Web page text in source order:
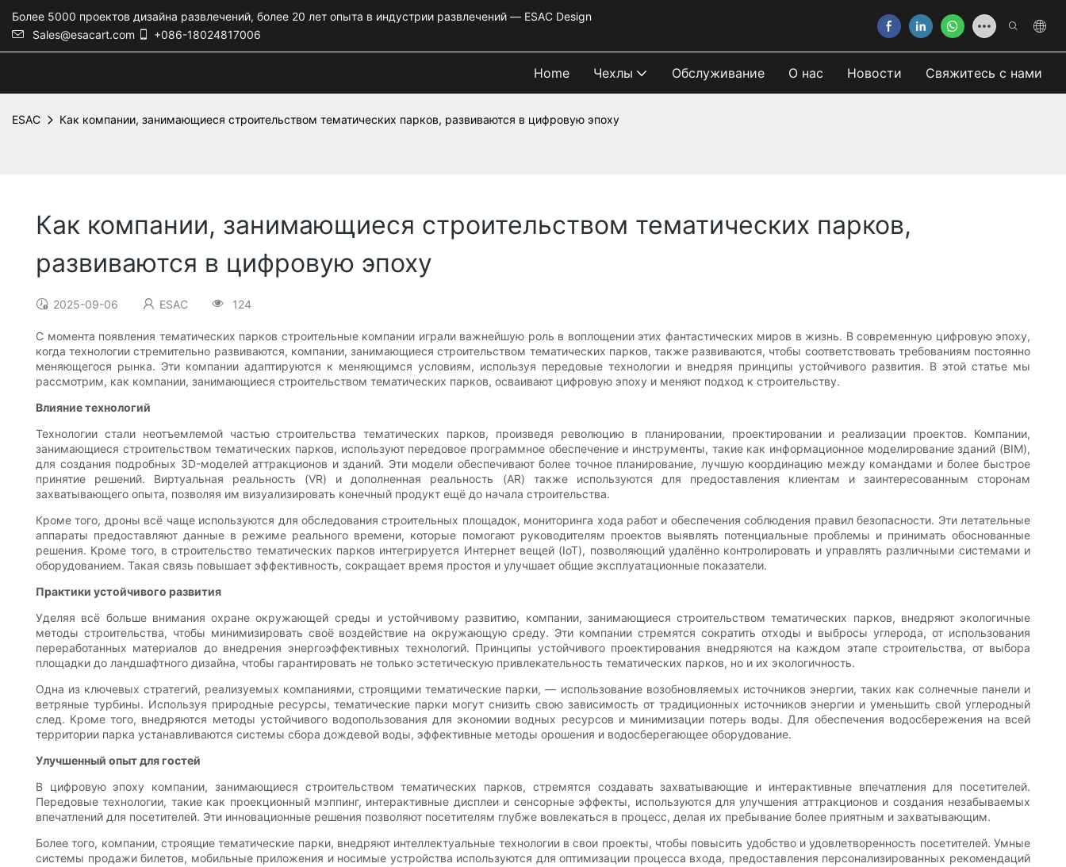
Более 5000 проектов дизайна развлечений, более 20 лет опыта в индустрии развлечений — ESAC Design
Sales@esacart.com
+086-18024817006
Home Чехлы Обслуживание О нас Новости Свяжитесь с нами
ESAC Как компании, занимающиеся строительством тематических парков, развиваются в цифровую эпоху
Как компании, занимающиеся строительством тематических парков,
развиваются в цифровую эпоху
2025-09-06 ESAC 124
С момента появления тематических парков строительные компании играли важнейшую роль в воплощении этих фантастических миров в жизнь. В современную цифровую эпоху,
когда технологии стремительно развиваются, компании, занимающиеся строительством тематических парков, также развиваются, чтобы соответствовать требованиям постоянно
меняющегося рынка. Эти компании адаптируются к меняющимся условиям, используя передовые технологии и внедряя принципы устойчивого развития. В этой статье мы
рассмотрим, как компании, занимающиеся строительством тематических парков, осваивают цифровую эпоху и меняют подход к строительству.
Влияние технологий
Технологии стали неотъемлемой частью строительства тематических парков, произведя революцию в планировании, проектировании и реализации проектов. Компании,
занимающиеся строительством тематических парков, используют передовое программное обеспечение и инструменты, такие как информационное моделирование зданий (BIM),
для создания подробных 3D-моделей аттракционов и зданий. Эти модели обеспечивают более точное планирование, лучшую координацию между командами и более быстрое
принятие решений. Виртуальная реальность (VR) и дополненная реальность (AR) также используются для предоставления клиентам и заинтересованным сторонам
захватывающего опыта, позволяя им визуализировать конечный продукт ещё до начала строительства.
Кроме того, дроны всё чаще используются для обследования строительных площадок, мониторинга хода работ и обеспечения соблюдения правил безопасности. Эти летательные
аппараты предоставляют данные в режиме реального времени, которые помогают руководителям проектов выявлять потенциальные проблемы и принимать обоснованные
решения. Кроме того, в строительство тематических парков интегрируется Интернет вещей (IoT), позволяющий удалённо контролировать и управлять различными системами и
оборудованием. Такая связь повышает эффективность, сокращает время простоя и улучшает общие эксплуатационные показатели.
Практики устойчивого развития
Уделяя всё больше внимания охране окружающей среды и устойчивому развитию, компании, занимающиеся строительством тематических парков, внедряют экологичные
методы строительства, чтобы минимизировать своё воздействие на окружающую среду. Эти компании стремятся сократить отходы и выбросы углерода, от использования
переработанных материалов до внедрения энергоэффективных технологий. Принципы устойчивого проектирования внедряются на каждом этапе строительства, от выбора
площадки до ландшафтного дизайна, чтобы гарантировать не только эстетическую привлекательность тематических парков, но и их экологичность.
Одна из ключевых стратегий, реализуемых компаниями, строящими тематические парки, — использование возобновляемых источников энергии, таких как солнечные панели и
ветряные турбины. Используя природные ресурсы, тематические парки могут снизить свою зависимость от традиционных источников энергии и уменьшить свой углеродный
след. Кроме того, внедряются методы устойчивого водопользования для экономии водных ресурсов и минимизации потерь воды. Для обеспечения водосбережения на всей
территории парка устанавливаются системы сбора дождевой воды, эффективные методы орошения и водосберегающее оборудование.
Улучшенный опыт для гостей
В цифровую эпоху компании, занимающиеся строительством тематических парков, стремятся создавать захватывающие и интерактивные впечатления для посетителей.
Передовые технологии, такие как проекционный мэппинг, интерактивные дисплеи и сенсорные эффекты, используются для улучшения аттракционов и создания незабываемых
впечатлений для посетителей. Эти инновационные решения позволяют посетителям глубже вовлекаться в процесс, делая их пребывание более приятным и захватывающим.
Более того, компании, строящие тематические парки, внедряют интеллектуальные технологии в свои проекты, чтобы повысить удобство и удовлетворенность посетителей. Умные
системы продажи билетов, мобильные приложения и носимые устройства используются для оптимизации процесса входа, предоставления персонализированных рекомендаций